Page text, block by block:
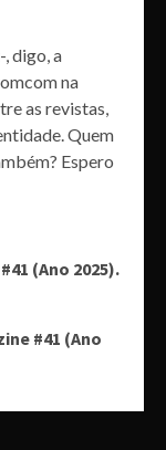
digo, a
na
as revistas,
Quem
Espero
(Ano 2025).
#41 (Ano